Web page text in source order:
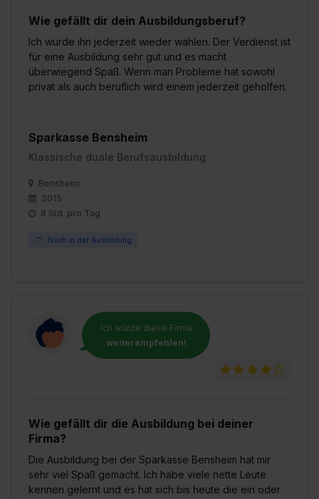
Wie gefällt dir dein Ausbildungsberuf?
Ich würde ihn jederzeit wieder wählen. Der Verdienst ist
für eine Ausbildung sehr gut und es macht
überwiegend Spaß. Wenn man Probleme hat sowohl
privat als auch beruflich wird einem jederzeit geholfen.
Sparkasse Bensheim
Klassische duale Berufsausbildung
Bensheim
2015
8 Std. pro Tag
Noch in der Ausbildung
Ich würde diese Firma
weiterempfehlen!
Wie gefällt dir die Ausbildung bei deiner
Firma?
Die Ausbildung bei der Sparkasse Bensheim hat mir
sehr viel Spaß gemacht. Ich habe viele nette Leute
kennen gelernt und es hat sich bis heute die ein oder